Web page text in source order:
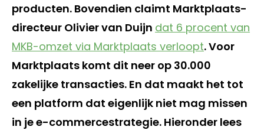
producten. Bovendien claimt Marktplaats-
directeur Olivier van Duijn dat 6 procent van
MKB-omzet via Marktplaats verloopt. Voor
Marktplaats komt dit neer op 30.000
zakelijke transacties. En dat maakt het tot
een platform dat eigenlijk niet mag missen
in je e-commercestrategie. Hieronder lees